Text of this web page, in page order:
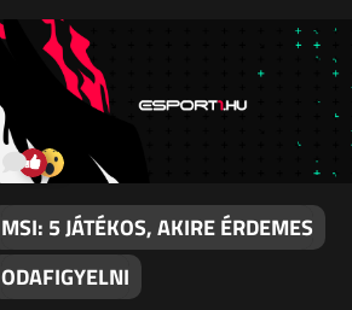
MSI: 5 JÁTÉKOS, AKIRE ÉRDEMES
ODAFIGYELNI